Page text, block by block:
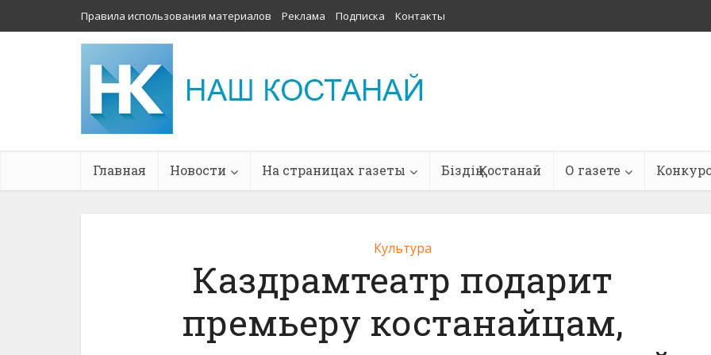
Правила использования материалов Реклама Подписка Контакты
Главная Новости На страницах газеты Біздің Қостанай О газете
Культура
Каздрамтеатр подарит
премьеру костанайцам,